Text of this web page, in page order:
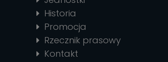
Historia
Promocja
Rzecznik prasowy
Kontakt